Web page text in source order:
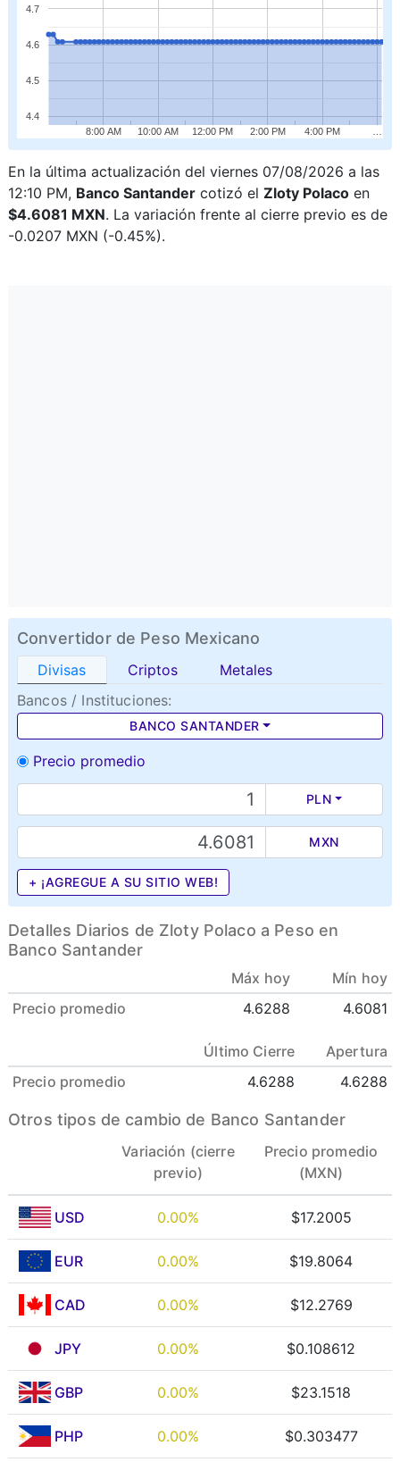
8:00 AM 10:00 AM 12:00 PM 2:00 PM 4:00 PM
4.4
4.5
4.6
4.7
En la última actualización del viernes 07/08/2026 a las
12:10 PM, Banco Santander cotizó el Zloty Polaco en
$4.6081 MXN. La variación frente al cierre previo es de
-0.0207 MXN (-0.45%).
Convertidor de Peso Mexicano
Divisas Criptos
Metales
Bancos / Instituciones:
BANCO SANTANDER
Precio promedio
PLN
MXN
+ ¡AGREGUE A SU SITIO WEB!
Detalles Diarios de Zloty Polaco a Peso en
Banco Santander
Máx hoy
Mín hoy
Precio promedio
4.6288 4.6081
Último Cierre
Apertura
Precio promedio
4.6288 4.6288
Otros tipos de cambio de Banco Santander
Variación (cierre
previo)
Precio promedio
(MXN)
USD 0.00% $17.2005
EUR 0.00% $19.8064
CAD 0.00% $12.2769
JPY 0.00% $0.108612
GBP 0.00% $23.1518
PHP 0.00% $0.303477